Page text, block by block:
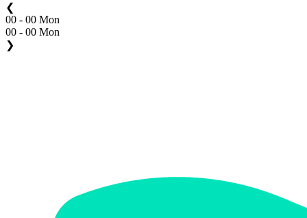
❮
00 - 00 Mon
00 - 00 Mon
❯